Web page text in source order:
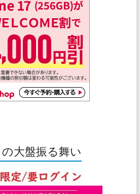
大盤振る舞い